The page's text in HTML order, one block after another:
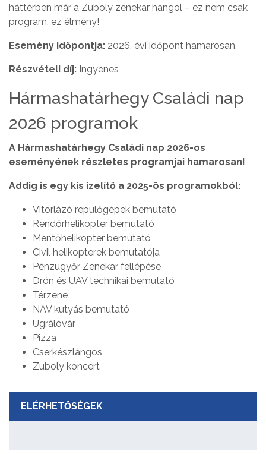
háttérben már a Zuboly zenekar hangol – ez nem csak
program, ez élmény!
Esemény időpontja: 2026. évi időpont hamarosan.
Részvételi díj: Ingyenes
Hármashatárhegy Családi nap
2026 programok
A Hármashatárhegy Családi nap 2026-os
eseményének részletes programjai hamarosan!
Addig is egy kis ízelítő a 2025-ös programokból:
Vitorlázó repülőgépek bemutató
Rendőrhelikopter bemutató
Mentőhelikopter bemutató
Civil helikopterek bemutatója
Pénzügyőr Zenekar fellépése
Drón és UAV technikai bemutató
Térzene
NAV kutyás bemutató
Ugrálóvár
Pizza
Cserkészlángos
Zuboly koncert
ELÉRHETŐSÉGEK